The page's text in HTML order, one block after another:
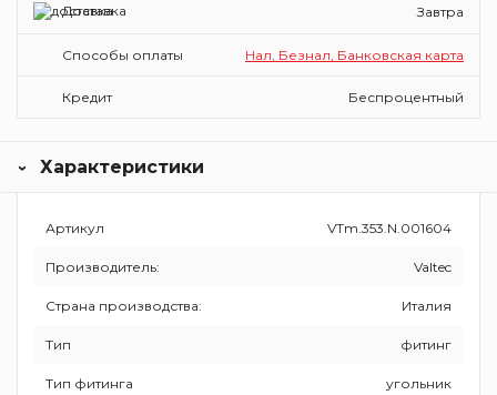
Доставка Завтра
Способы оплаты Нал, Безнал, Банковская карта
Кредит Беспроцентный
Характеристики
Артикул VTm.353.N.001604
Производитель: Valtec
Страна производства: Италия
Тип фитинг
Тип фитинга угольник